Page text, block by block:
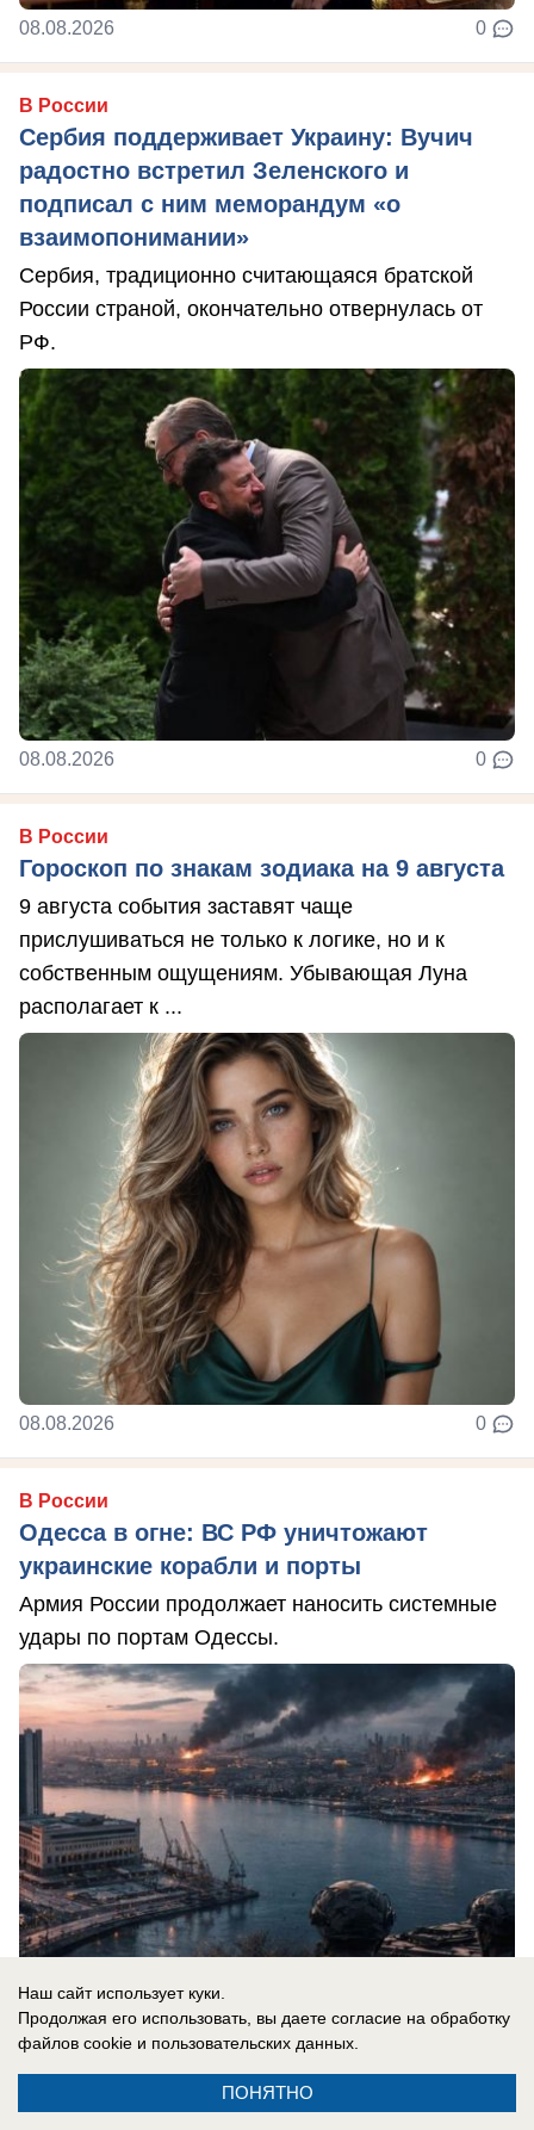
08.08.2026 0
В России
Сербия поддерживает Украину: Вучич
радостно встретил Зеленского и
подписал с ним меморандум «о
взаимопонимании»
Сербия, традиционно считающаяся братской
России страной, окончательно отвернулась от
РФ.
08.08.2026 0
В России
Гороскоп по знакам зодиака на 9 августа
9 августа события заставят чаще
прислушиваться не только к логике, но и к
собственным ощущениям. Убывающая Луна
располагает к ...
08.08.2026 0
В России
Одесса в огне: ВС РФ уничтожают
украинские корабли и порты
Армия России продолжает наносить системные
удары по портам Одессы.
08.08.2026
Наш сайт использует куки.
Продолжая его использовать, вы даете согласие на обработку
файлов cookie и пользовательских данных.
ПОНЯТНО